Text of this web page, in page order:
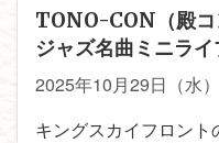
TONO-CON（殿コ
ジャズ名曲ミニライ
2025年10月29日（水）
キングスカイフロン